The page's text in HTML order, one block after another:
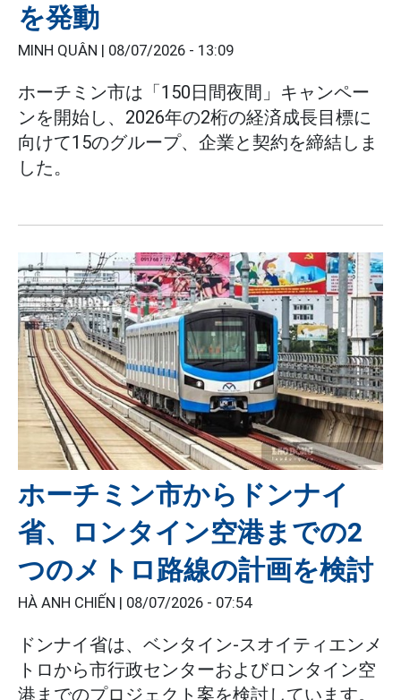
を発動
MINH QUÂN | 08/07/2026 - 13:09
ホーチミン市は「150日間夜間」キャンペー
ンを開始し、2026年の2桁の経済成長目標に
向けて15のグループ、企業と契約を締結しま
した。
ホーチミン市からドンナイ
省、ロンタイン空港までの2
つのメトロ路線の計画を検討
HÀ ANH CHIẾN | 08/07/2026 - 07:54
ドンナイ省は、ベンタイン-スオイティエンメ
トロから市行政センターおよびロンタイン空
港までのプロジェクト案を検討しています。